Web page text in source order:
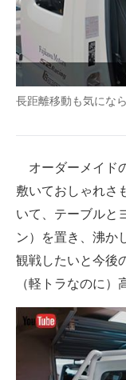
長距離移動も気にな
オーダーメイド
敷いておしゃれさ
いて、テーブルと
ン）を置き、沸か
観戦したいと今後
（軽トラなのに）